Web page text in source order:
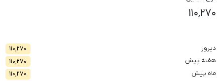
۱۱۰,۲۷۰
دیروز
۱۱۰,۲۷۰
هفته پیش
۱۱۰,۲۷۰
ماه پیش
۱۱۰,۲۷۰